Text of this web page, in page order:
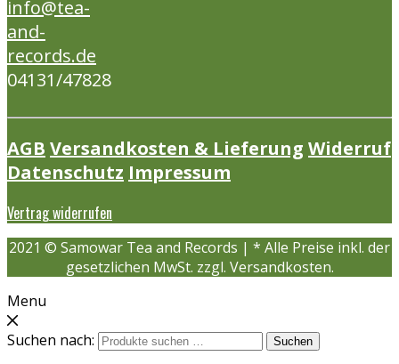
info@tea-
and-
records.de
04131/47828
AGB Versandkosten & Lieferung Widerruf
Datenschutz Impressum
Vertrag widerrufen
2021 © Samowar Tea and Records | * Alle Preise inkl. der
gesetzlichen MwSt. zzgl. Versandkosten.
Menu
Suchen nach:
Suchen